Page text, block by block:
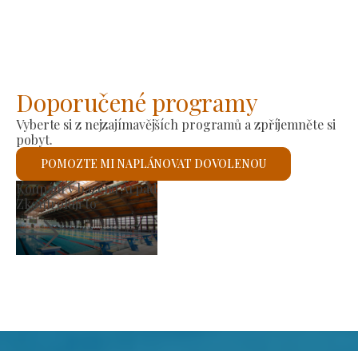
Doporučené programy
Vyberte si z nejzajímavějších programů a zpříjemněte si
pobyt.
POMOZTE MI NAPLÁNOVAT DOVOLENOU
Výrobní trh
Zkontroluji to